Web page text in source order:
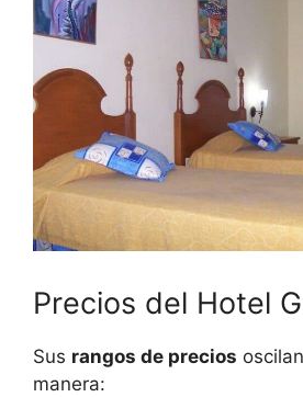
Precios del Hotel
Sus rangos de precios
manera: